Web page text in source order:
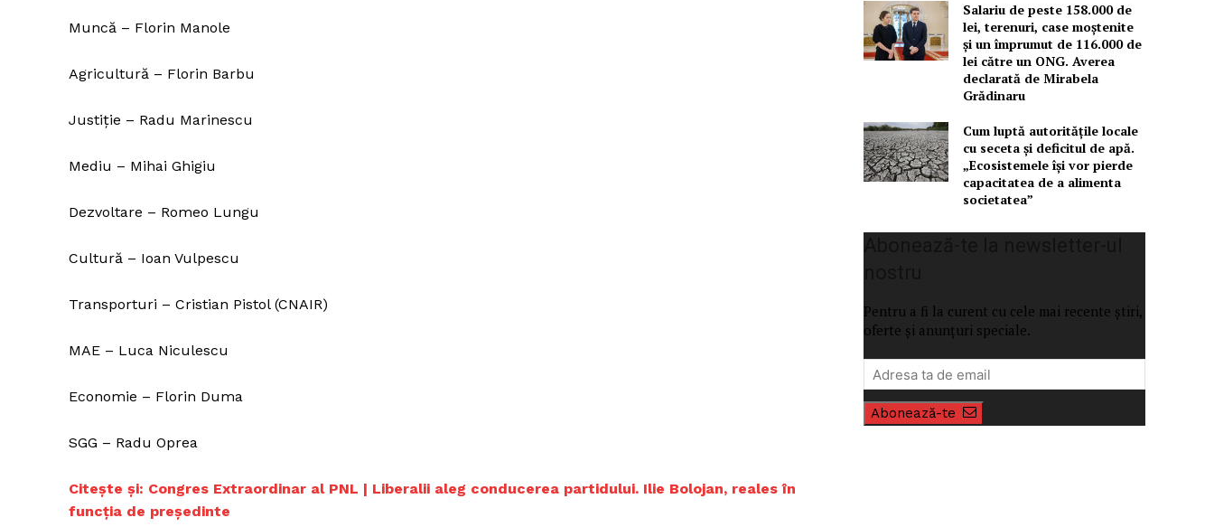
Muncă – Florin Manole
Agricultură – Florin Barbu
Justiție – Radu Marinescu
Mediu – Mihai Ghigiu
Dezvoltare – Romeo Lungu
Cultură – Ioan Vulpescu
Transporturi – Cristian Pistol (CNAIR)
MAE – Luca Niculescu
Economie – Florin Duma
SGG – Radu Oprea
Citește și: Congres Extraordinar al PNL | Liberalii aleg conducerea partidului. Ilie Bolojan, reales în
funcția de președinte
Salariu de peste 158.000 de
lei, terenuri, case moștenite
și un împrumut de 116.000 de
lei către un ONG. Averea
declarată de Mirabela
Grădinaru
Cum luptă autoritățile locale
cu seceta și deficitul de apă.
„Ecosistemele își vor pierde
capacitatea de a alimenta
societatea”
Pentru a fi la curent cu cele mai recente știri,
oferte și anunțuri speciale.
Abonează-te